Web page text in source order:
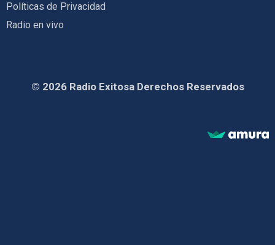
Políticas de Privacidad
Radio en vivo
© 2026 Radio Exitosa Derechos Reservados